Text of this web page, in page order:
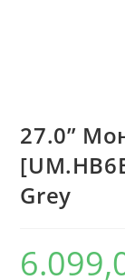
27.0”
Grey